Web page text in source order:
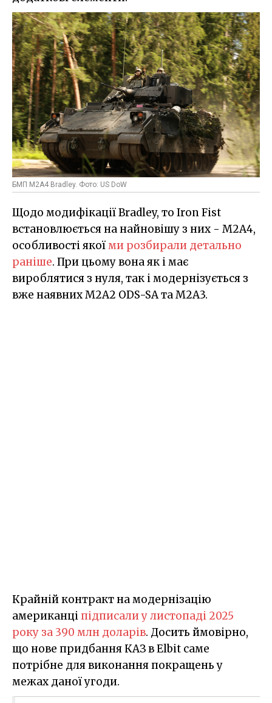
БМП M2A4 Bradley. Фото: US DoW
Щодо модифікації Bradley, то Iron Fist
встановлюється на найновішу з них - M2A4,
особливості якоїми розбирали детально
раніше. При цьому вона як і має
вироблятися з нуля, так і модернізується з
вже наявних M2A2 ODS-SA та M2A3.
Крайній контракт на модернізацію
американціпідписали у листопаді 2025
року за 390 млн доларів. Досить ймовірно,
що нове придбання КАЗ в Elbit саме
потрібне для виконання покращень у
межах даної угоди.